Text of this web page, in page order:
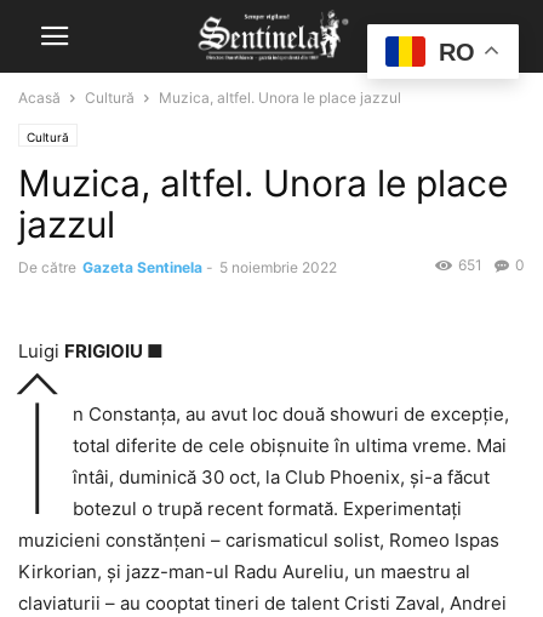
Acasă Cultură Muzica, altfel. Unora le place jazzul
Cultură
Muzica, altfel. Unora le place
jazzul
De către Gazeta Sentinela - 5 noiembrie 2022 0
651
Luigi FRIGIOIU ■
Î
n Constanța, au avut loc două showuri de excepție,
total diferite de cele obișnuite în ultima vreme. Mai
întâi, duminică 30 oct, la Club Phoenix, și-a făcut
botezul o trupă recent formată. Experimentați
muzicieni constănțeni – carismaticul solist, Romeo Ispas
Kirkorian, și jazz-man-ul Radu Aureliu, un maestru al
claviaturii – au cooptat tineri de talent Cristi Zaval, Andrei
RO